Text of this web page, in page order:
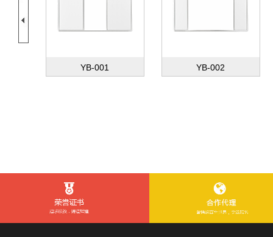
YB-001 YB-002